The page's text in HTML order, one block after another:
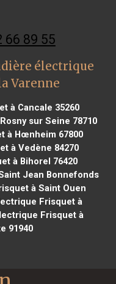
66 89 55
électrique
Varenne
à Cancale 35260
sur Seine 78710
Hœnheim 67800
à Vedène 84270
à Bihorel 76420
Jean Bonnefonds
à Saint Ouen
Frisquet à
Frisquet à
91940